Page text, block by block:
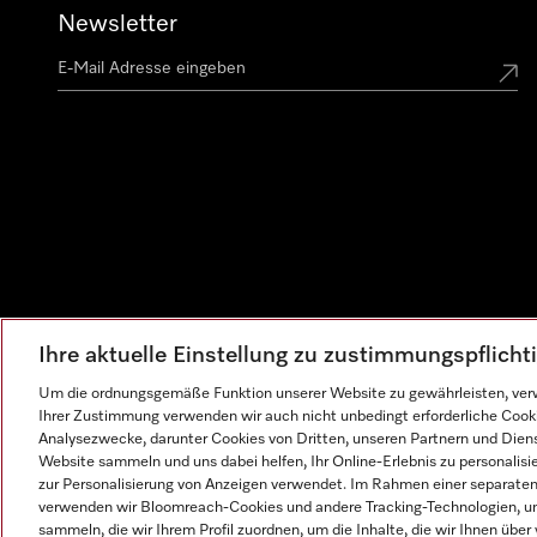
Newsletter
Ihre aktuelle Einstellung zu
Um die ordnungsgemäße Funktion unserer Website zu gewährleisten,
Ihrer Zustimmung verwenden wir auch nicht unbedingt erforderliche
Analysezwecke, darunter Cookies von Dritten, unseren Partnern und
Website sammeln und uns dabei helfen, Ihr Online-Erlebnis zu
zur Personalisierung von Anzeigen verwendet. Im Rahmen einer
verwenden wir Bloomreach-Cookies und andere Tracking-Technologien,
sammeln, die wir Ihrem Profil zuordnen, um die Inhalte, die wir Ihnen